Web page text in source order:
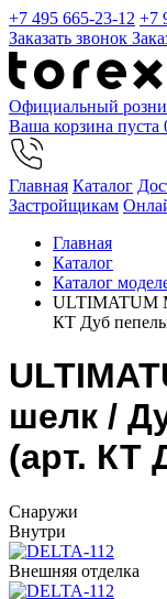
+7 495 665-23-12 +7
Заказать звонок
Официальный
Ваша корзина пуста
Главная Каталог
Застройщикам
Главная
Каталог
Каталог
ULTIMATUM
КТ Дуб
шелк /
(арт. КТ
Cнаружи
Внутри
Внешняя отделка